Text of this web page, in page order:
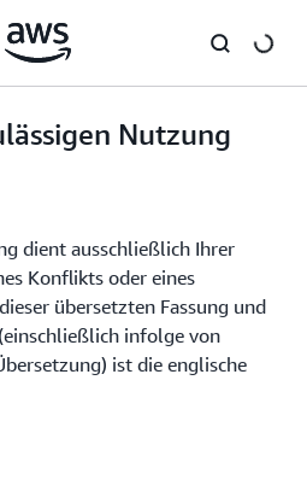
Nutzung
dient ausschließlich Ihrer
Konflikts oder eines
übersetzten Fassung und
infolge von
ist die englische